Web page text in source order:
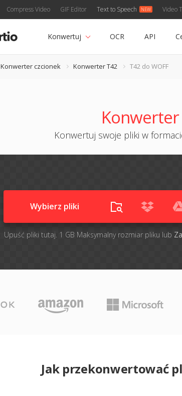
Compress Video GIF Editor Text to Speech Video
Konwertuj OCR API
Konwerter czcionek Konwerter T42 T42 do WOFF
Konwertuj swoje pliki w
Wybierz pliki
Upuść pliki tutaj. 1 GB Maksymalny rozmiar pliku lub
Jak przekonwertować